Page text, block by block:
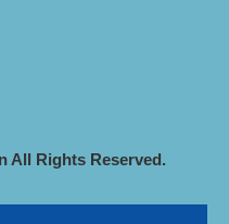
All Rights Reserved.